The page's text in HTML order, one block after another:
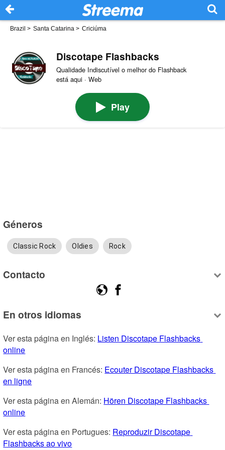
Brazil > Santa Catarina > Criciúma
Discotape Flashbacks
Qualidade Indiscutível o melhor do Flashback
está aqui · Web
Play
Géneros
Classic Rock Oldies Rock
Contacto
En otros idiomas
Ver esta página en Inglés: Listen Discotape Flashbacks
online
Ver esta página en Francés: Ecouter Discotape Flashbacks
en ligne
Ver esta página en Alemán: Hören Discotape Flashbacks
online
Ver esta página en Portugues: Reproduzir Discotape
Flashbacks ao vivo